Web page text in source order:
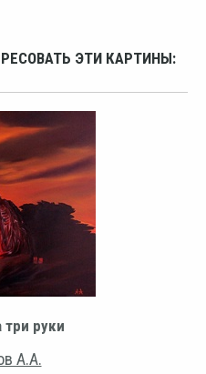
ЭТИ КАРТИНЫ:
руки
А.А.